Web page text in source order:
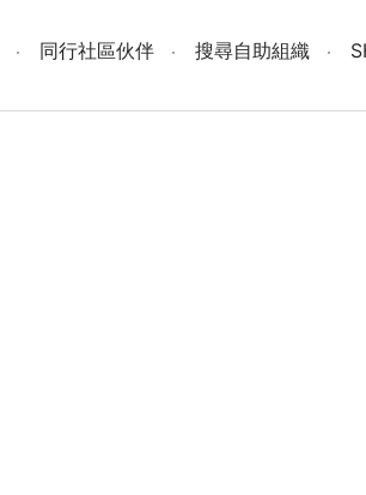
同行社區伙伴 搜尋自助組織